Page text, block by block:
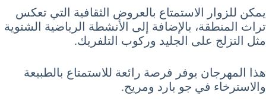
يمكن للزوار الاستمتاع بالعروض الثقافية التي تعكس
تراث المنطقة، بالإضافة إلى الأنشطة الرياضية الشتوية
مثل التزلج على الجليد وركوب التلفريك.
هذا المهرجان يوفر فرصة رائعة للاستمتاع بالطبيعة
والاسترخاء في جو بارد ومريح.